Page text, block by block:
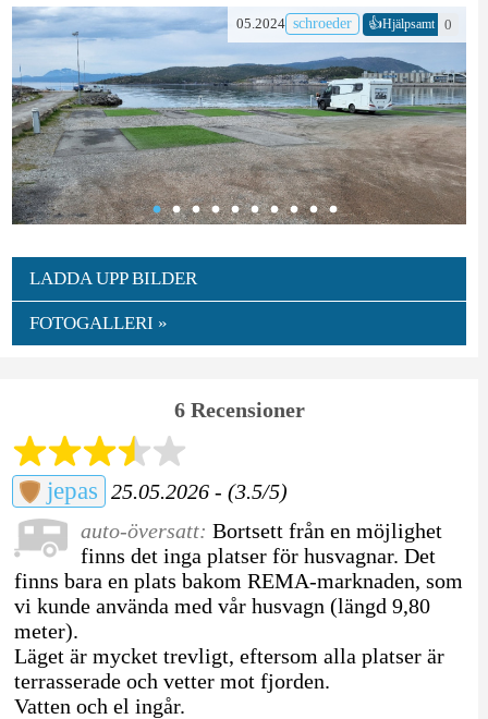
05.2024 schroeder 👍Hjälpsamt 0
LADDA UPP BILDER
FOTOGALLERI »
6 Recensioner
jepas 25.05.2026 - (3.5/5)
auto-översatt: Bortsett från en möjlighet
finns det inga platser för husvagnar. Det
finns bara en plats bakom REMA-marknaden, som
vi kunde använda med vår husvagn (längd 9,80
meter).
Läget är mycket trevligt, eftersom alla platser är
terrasserade och vetter mot fjorden.
Vatten och el ingår.